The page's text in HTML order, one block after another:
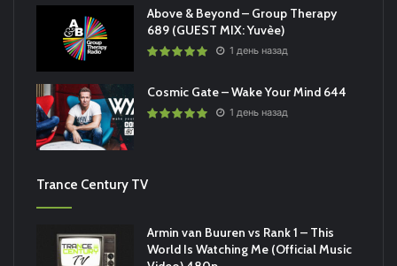
Above & Beyond – Group Therapy
689 (GUEST MIX: Yuvèe)
1 день назад
Cosmic Gate – Wake Your Mind 644
1 день назад
Trance Century TV
Armin van Buuren vs Rank 1 – This
World Is Watching Me (Official Music